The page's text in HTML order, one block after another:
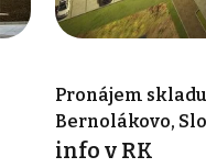
Pronájem skladu
Bernolákovo,
info v RK